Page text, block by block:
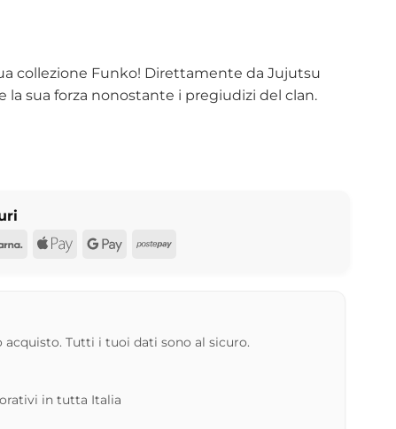
collezione Funko! Direttamente da Jujutsu
la sua forza nonostante i pregiudizi del clan.
Klarna Apple GooglePostepay
Tutti i tuoi dati sono al sicuro.
in tutta Italia